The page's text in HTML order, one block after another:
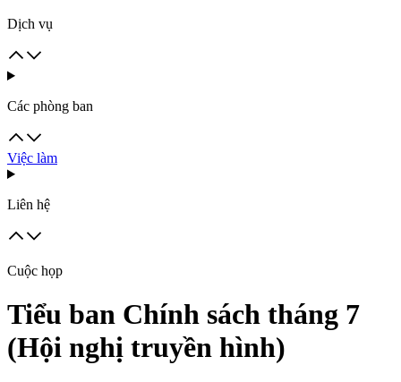
Dịch vụ
Các phòng ban
Việc làm
Liên hệ
Cuộc họp
Tiểu ban Chính sách tháng 7
(Hội nghị truyền hình)